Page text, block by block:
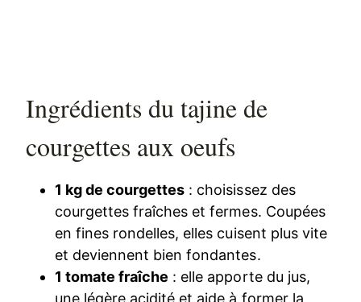
Ingrédients du tajine de
courgettes aux oeufs
1 kg de courgettes : choisissez des
courgettes fraîches et fermes. Coupées
en fines rondelles, elles cuisent plus vite
et deviennent bien fondantes.
1 tomate fraîche : elle apporte du jus,
une légère acidité et aide à former la